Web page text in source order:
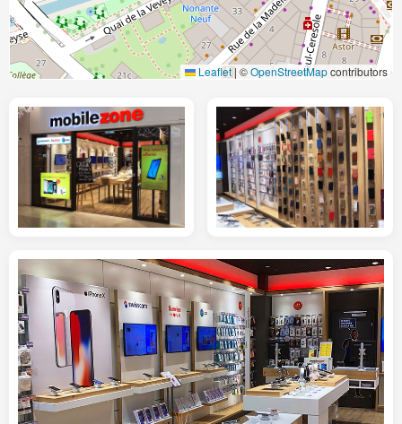
Leaflet| ©OpenStreetMapcontributors